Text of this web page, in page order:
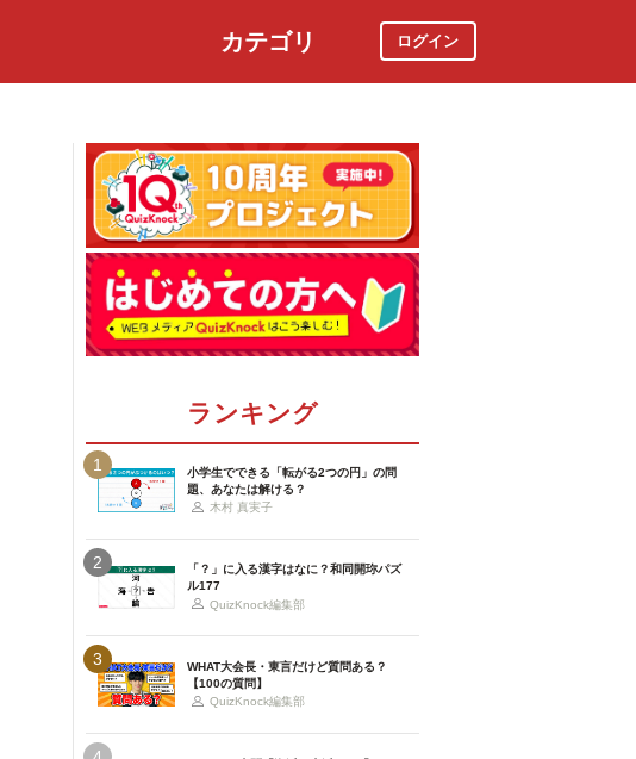
カテゴリ ログイン
ランキング
1
小学生でできる「転がる2つの円」の問
題、あなたは解ける？
木村 真実子
2
「？」に入る漢字はなに？和同開珎パズ
ル177
QuizKnock編集部
3
WHAT大会長・東言だけど質問ある？
【100の質問】
QuizKnock編集部